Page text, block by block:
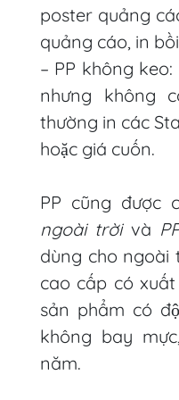
poster quảng
quảng cáo, in
– PP không
nhưng không
thường in các
hoặc giá cuốn.
PP cũng được
ngoài trờivà
dùng cho ngoài
cao cấp có
sản phẩm có
không bay
năm.